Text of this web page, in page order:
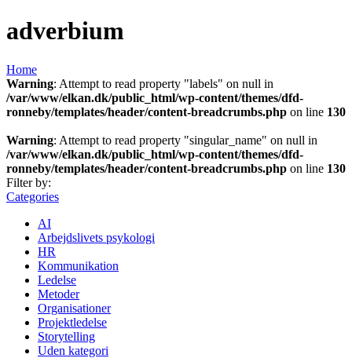
adverbium
Home
Warning: Attempt to read property "labels" on null in
/var/www/elkan.dk/public_html/wp-content/themes/dfd-
ronneby/templates/header/content-breadcrumbs.php on line 130
Warning: Attempt to read property "singular_name" on null in
/var/www/elkan.dk/public_html/wp-content/themes/dfd-
ronneby/templates/header/content-breadcrumbs.php on line 130
Filter by:
Categories
AI
Arbejdslivets psykologi
HR
Kommunikation
Ledelse
Metoder
Organisationer
Projektledelse
Storytelling
Uden kategori